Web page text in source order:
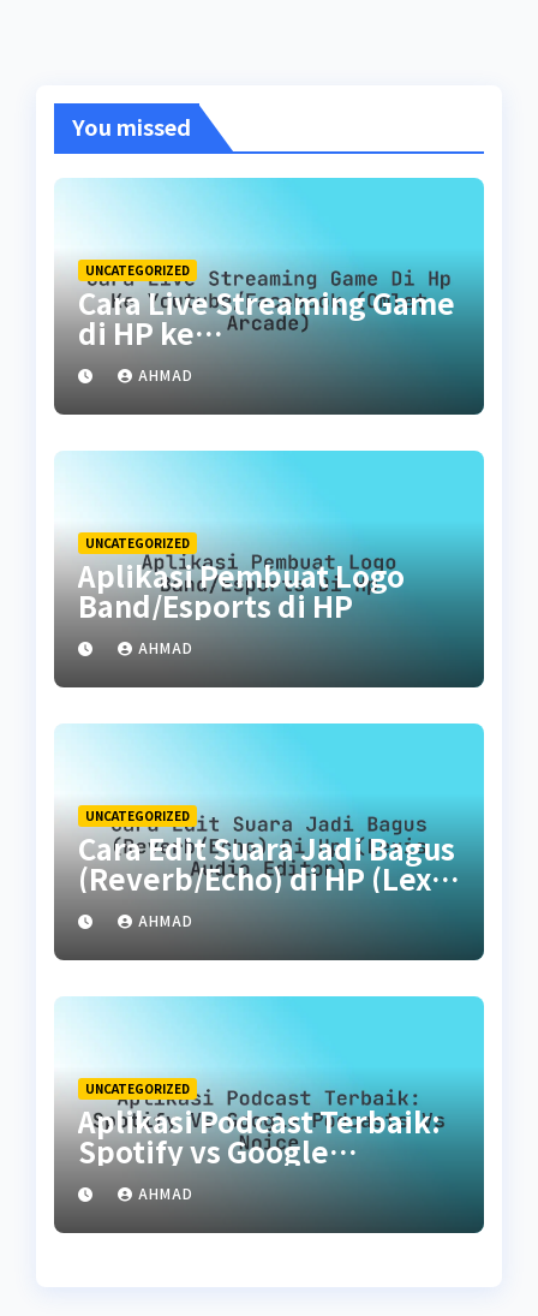
You missed
UNCATEGORIZED
Cara Live Streaming Game
di HP ke
YouTube/Facebook (Omlet
Arcade)
AHMAD
UNCATEGORIZED
Aplikasi Pembuat Logo
Band/Esports di HP
AHMAD
UNCATEGORIZED
Cara Edit Suara Jadi Bagus
(Reverb/Echo) di HP (Lexis
Audio Editor)
AHMAD
UNCATEGORIZED
Aplikasi Podcast Terbaik:
Spotify vs Google
Podcasts vs Noice
AHMAD